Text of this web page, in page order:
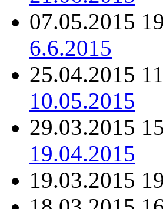
07.05.2015
6.6.2015
25.04.2015
10.05.2015
29.03.2015
19.04.2015
19.03.2015